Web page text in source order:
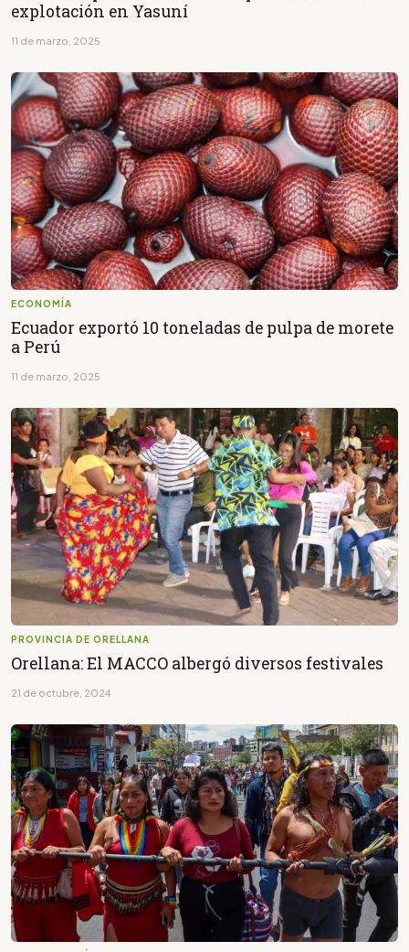
explotación en Yasuní
11 de marzo, 2025
ECONOMÍA
Ecuador exportó 10 toneladas de pulpa de morete
a Perú
11 de marzo, 2025
PROVINCIA DE ORELLANA
Orellana: El MACCO albergó diversos festivales
21 de octubre, 2024